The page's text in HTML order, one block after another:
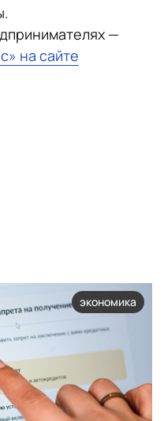
—
на сайте
экономика